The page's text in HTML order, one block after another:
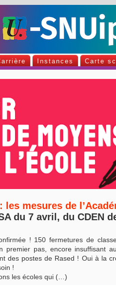
Instances Carte
les mesures de
du 7 avril, du CDEN
! 150 fermetures de
premier pas, encore insuffisant
des postes de Rased ! Oui à la
!
les écoles qui (…)